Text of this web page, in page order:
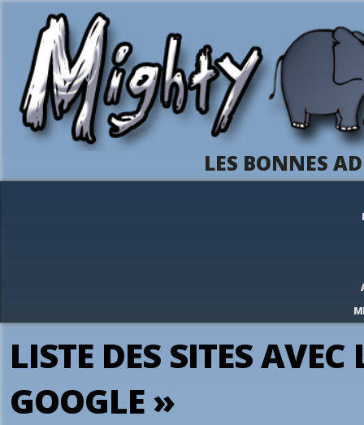
LES BONNES
LISTE DES SITES
GOOGLE »